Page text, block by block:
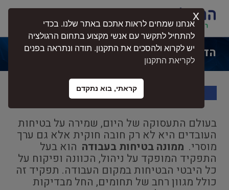
הדרך הבטוחה להגן על העובדים ועל העסק
בעולם התעסוקה של היום, שמירה על בטיחות
העובדים היא לא רק חובה חוקית אלא גם ערך
מוסרי. ממונה בטיחות בעבודה הוא בעל
התפקיד המופקד על ניהול, הכוונה ופיקוח על
כל היבטי הבטיחות במקום העבודה. תפקיד זה
כולל מגוון רחב של תחומים, החל מבדיקות
אנחנו שמחים לראות אתכם באתר שלנו. בכדי
להתחיל לתקשר עם אנשי מקצוע בתחום הרגולציה
יש לקרוא ולהסכים את התקנון. תודה ונתראה בפנים
לקריאת התקנון
קראתי, בוא נתקדם
x